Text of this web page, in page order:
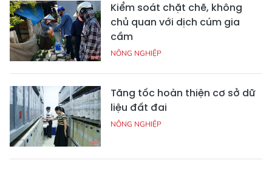
Kiểm soát chặt chẽ, không
chủ quan với dịch cúm gia
cầm
NÔNG NGHIỆP
Tăng tốc hoàn thiện cơ sở dữ
liệu đất đai
NÔNG NGHIỆP